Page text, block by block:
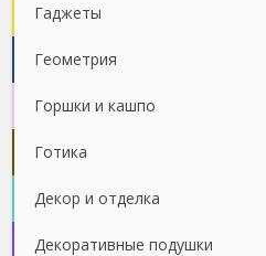
Гаджеты
Геометрия
Горшки и кашпо
Готика
Декор и отделка
Декоративные подушки